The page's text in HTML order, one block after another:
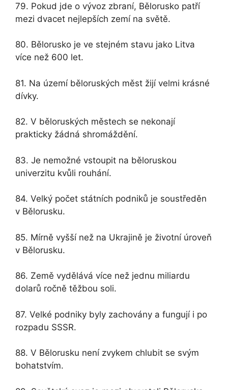
79. Pokud jde o vývoz zbraní, Bělorusko patří
mezi dvacet nejlepších zemí na světě.
80. Bělorusko je ve stejném stavu jako Litva
více než 600 let.
81. Na území běloruských měst žijí velmi krásné
dívky.
82. V běloruských městech se nekonají
prakticky žádná shromáždění.
83. Je nemožné vstoupit na běloruskou
univerzitu kvůli rouhání.
84. Velký počet státních podniků je soustředěn
v Bělorusku.
85. Mírně vyšší než na Ukrajině je životní úroveň
v Bělorusku.
86. Země vydělává více než jednu miliardu
dolarů ročně těžbou soli.
87. Velké podniky byly zachovány a fungují i ​​po
rozpadu SSSR.
88. V Bělorusku není zvykem chlubit se svým
bohatstvím.